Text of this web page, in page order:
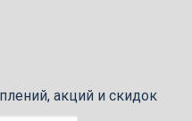
акций и скидок